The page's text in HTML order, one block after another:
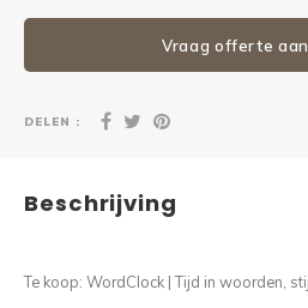
Vraag offerte aan
DELEN :
Beschrijving
Te koop: WordClock | Tijd in woorden,